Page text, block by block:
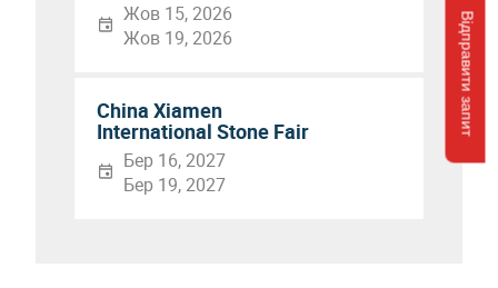
Відправити запит
Жов 15, 2026
Жов 19, 2026
China Xiamen
International Stone Fair
Бер 16, 2027
Бер 19, 2027